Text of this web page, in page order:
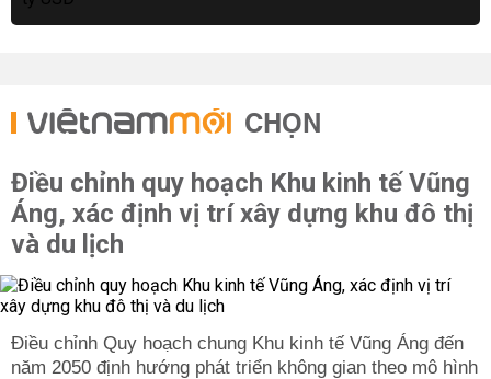
CHỌN
Điều chỉnh quy hoạch Khu kinh tế Vũng
Áng, xác định vị trí xây dựng khu đô thị
và du lịch
Điều chỉnh Quy hoạch chung Khu kinh tế Vũng Áng đến
năm 2050 định hướng phát triển không gian theo mô hình